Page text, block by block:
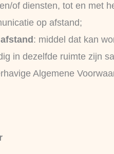
of diensten, tot en met
op afstand;
: middel dat kan
in dezelfde ruimte zijn
Algemene